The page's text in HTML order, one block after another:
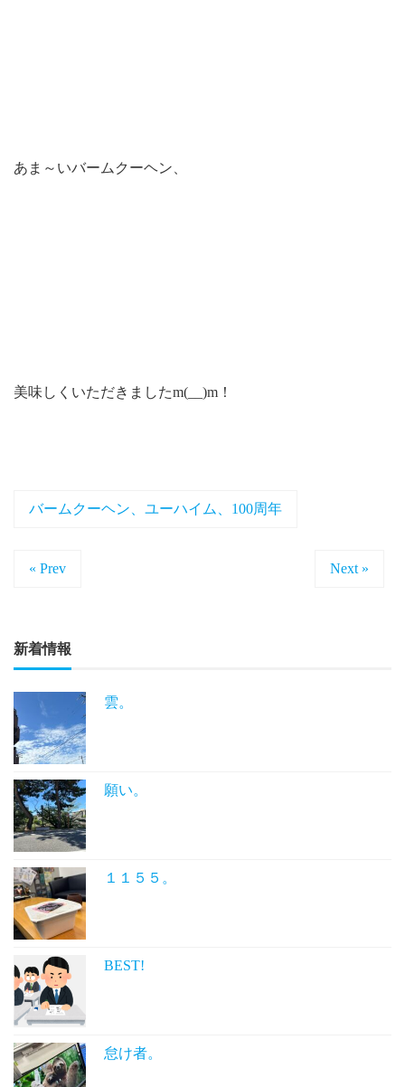
あま～いバームクーヘン、
美味しくいただきましたm(__)m！
バームクーヘン、ユーハイム、100周年
« Prev Next »
新着情報
雲。
願い。
１１５５。
BEST!
怠け者。